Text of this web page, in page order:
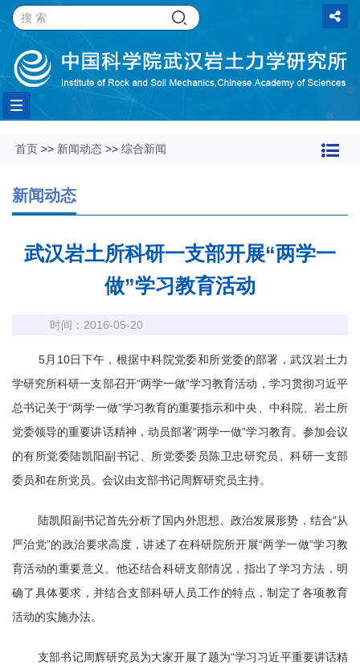
Toggle
navigation
首页 >> 新闻动态 >> 综合新闻
新闻动态
武汉岩土所科研一支部开展“两学一
做”学习教育活动
时间：2016-05-20
5月 10日下午，根据中科院党委和所党委的部署，武汉岩土力
学研究所科研一支部召开“两学一做”学习教育活动，学习贯彻习近平
总书记关于“两学一做”学习教育的重要指示和中央、中科院、岩土所
党委领导的重要讲话精神，动员部署“两学一做”学习教育。参加会议
的有所党委陆凯阳副书记、所党委委员陈卫忠研究员、科研一支部
委员和在所党员。会议由支部书记周辉研究员主持。
陆凯阳副书记首先分析了国内外思想、政治发展形势，结合“从
严治党”的政治要求高度，讲述了在科研院所开展“两学一做”学习教
育活动的重要意义。他还结合科研支部情况，指出了学习方法，明
确了具体要求，并结合支部科研人员工作的特点，制定了各项教育
活动的实施办法。
支部书记周辉研究员为大家开展了题为“学习习近平重要讲话精